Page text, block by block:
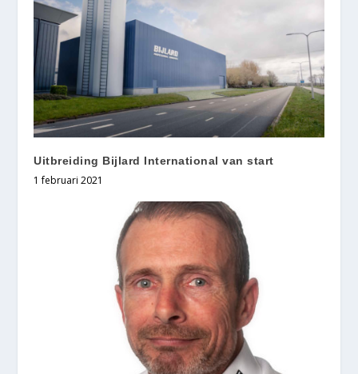
Uitbreiding Bijlard International van start
1 februari 2021